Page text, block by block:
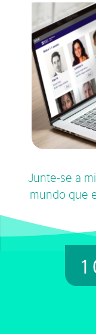
Junte-se a
mundo que